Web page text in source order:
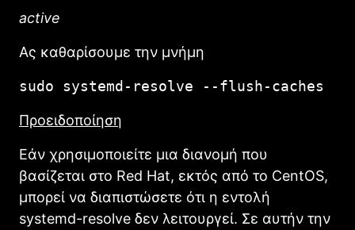
active
Ας καθαρίσουμε την μνήμη
sudo systemd-resolve --flush-caches
Προειδοποίηση
Εάν χρησιμοποιείτε μια διανομή που
βασίζεται στο Red Hat, εκτός από το CentOS,
μπορεί να διαπιστώσετε ότι η εντολή
systemd-resolve δεν λειτουργεί. Σε αυτήν την